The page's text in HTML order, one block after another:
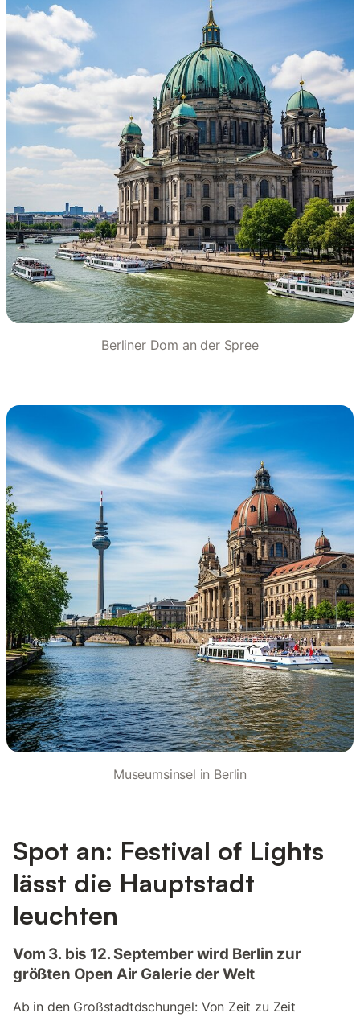
Berliner Dom an der Spree
Museumsinsel in Berlin
Spot an: Festival of Lights
lässt die Hauptstadt
leuchten
Vom 3. bis 12. September wird Berlin zur
größten Open Air Galerie der Welt
Ab in den Großstadtdschungel: Von Zeit zu Zeit